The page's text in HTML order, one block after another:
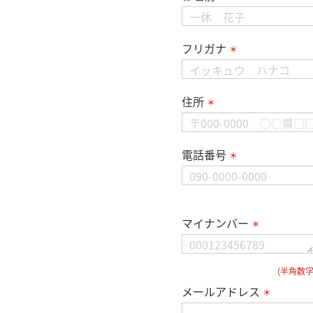
フリガナ ＊
住所 ＊
電話番号 ＊
マイナンバー ＊
(半角数
メールアドレス ＊